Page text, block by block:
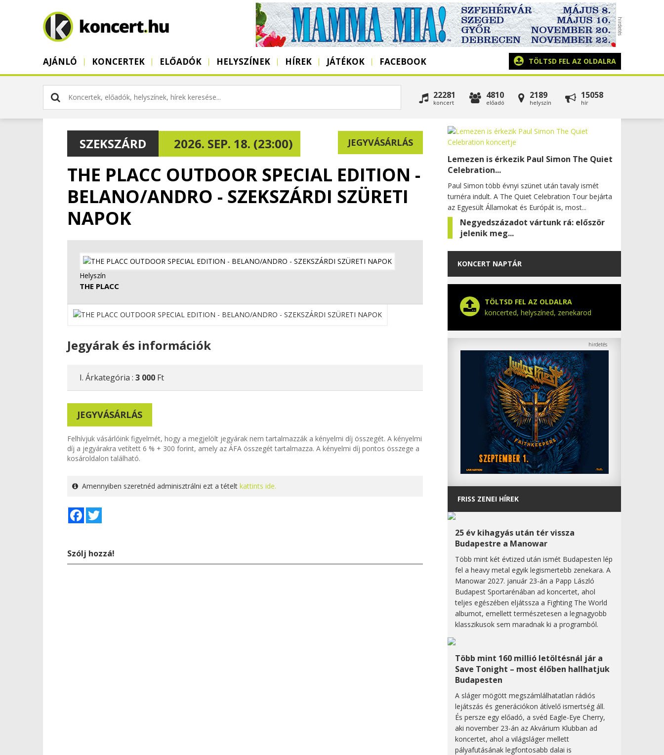
AJÁNLÓ KONCERTEK ELŐADÓK HELYSZÍNEK HÍREK JÁTÉKOK FACEBOOK TÖLTSD FEL AZ OLDALRA
22281
koncert
4810
előadó
2189
helyszín
15058
hír
SZEKSZÁRD 2026. SEP. 18. (23:00) JEGYVÁSÁRLÁS
THE PLACC OUTDOOR SPECIAL EDITION -
BELANO/ANDRO - SZEKSZÁRDI SZÜRETI
NAPOK
Helyszín
THE PLACC
Jegyárak és információk
I. Árkategória : 3 000 Ft
JEGYVÁSÁRLÁS
Felhívjuk vásárlóink figyelmét, hogy a megjelölt jegyárak nem tartalmazzák a kényelmi díj összegét. A kényelmi
díj a jegyárakra vetített 6 % + 300 forint, amely az ÁFA összegét tartalmazza. A kényelmi díj pontos összege a
kosároldalon található.
Amennyiben szeretnéd adminisztrálni ezt a tételt kattints ide.
Facebook
Szólj hozzá!
Lemezen is érkezik Paul Simon The Quiet
Celebration...
Paul Simon több évnyi szünet után tavaly ismét
turnéra indult. A The Quiet Celebration Tour bejárta
az Egyesült Államokat és Európát is, most...
Negyedszázadot vártunk rá: először
jelenik meg...
KONCERT NAPTÁR
TÖLTSD FEL AZ OLDALRA
koncerted, helyszíned, zenekarod
FRISS ZENEI HÍREK
25 év kihagyás után tér vissza
Budapestre a Manowar
Több mint két évtized után ismét Budapesten lép
fel a heavy metal egyik legismertebb zenekara. A
Manowar 2027. január 23-án a Papp László
Budapest Sportarénában ad koncertet, ahol
teljes egészében eljátssza a Fighting The World
albumot, emellett természetesen a legnagyobb
klasszikusok sem maradnak ki a programból.
Több mint 160 millió letöltésnál jár a
Save Tonight – most élőben hallhatjuk
Budapesten
A sláger mögött megszámlálhatatlan rádiós
lejátszás és generációkon átívelő ismertség áll.
És persze egy előadó, a svéd Eagle-Eye Cherry,
aki november 23-án az Akvárium Klubban ad
koncertet, ahol a világsláger mellett
pályafutásának legfontosabb dalai is